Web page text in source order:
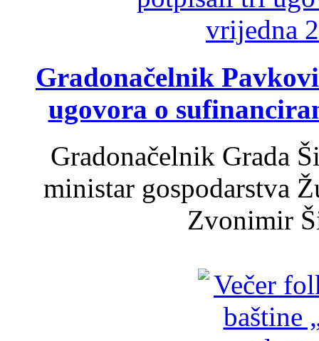
Gradonačelnik
ugovora o
Gradonačelnik Grada
ministar gospodarstva
Zvonimir